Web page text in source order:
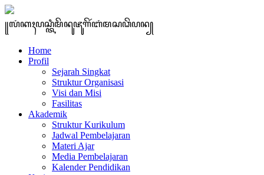
꧋ꦭꦁꦏꦃꦥꦱ꧀ꦠꦶꦩꦼꦤꦸꦗꦸꦒꦼꦂꦧꦁꦩꦱꦣꦼꦥꦤ꧀
Home
Profil
Sejarah Singkat
Struktur Organisasi
Visi dan Misi
Fasilitas
Akademik
Struktur Kurikulum
Jadwal Pembelajaran
Materi Ajar
Media Pembelajaran
Kalender Pendidikan